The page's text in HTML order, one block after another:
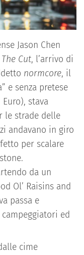
Jason Chen
The Cut, l’arrivo di
normcore, il
e senza pretese
stava
le strade delle
andavano in giro
per scalare
da un
Ol’ Raisins and
passa e
ed
cime